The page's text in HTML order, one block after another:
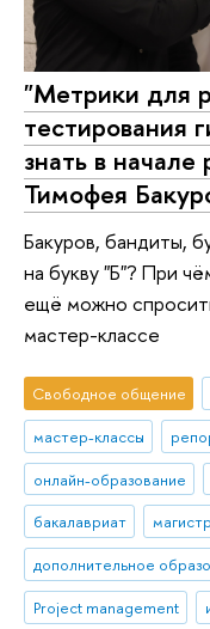
"Метрики для
тестирования
знать в
Тимофея
Бакуров, бандиты,
на букву "Б"? При
ещё можно
мастер-классе
Свободное общение
мастер-классы
онлайн-образование
бакалавриат
дополнительное
Project management